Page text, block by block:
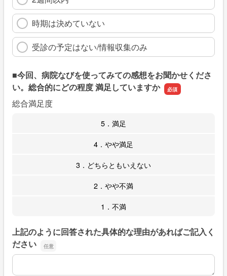
時期は決めていない
受診の予定はない/情報収集のみ
■今回、病院なびを使ってみての感想をお聞かせくださ
い。総合的にどの程度 満足していますか
総合満足度
5．満足
4．やや満足
3．どちらともいえない
2．やや不満
1．不満
上記のように回答された具体的な理由があればご記入く
ださい
上記のように回答された具体的な理由があればご記入くだ